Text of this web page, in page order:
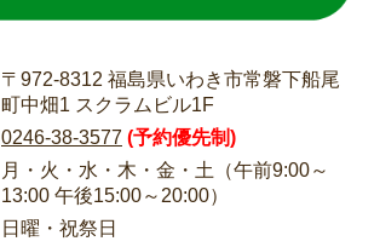
〒972-8312 福島県いわき市常磐下船尾
町中畑1 スクラムビル1F
0246-38-3577 (予約優先制)
月・火・水・木・金・土（午前9:00～
13:00 午後15:00～20:00）
日曜・祝祭日